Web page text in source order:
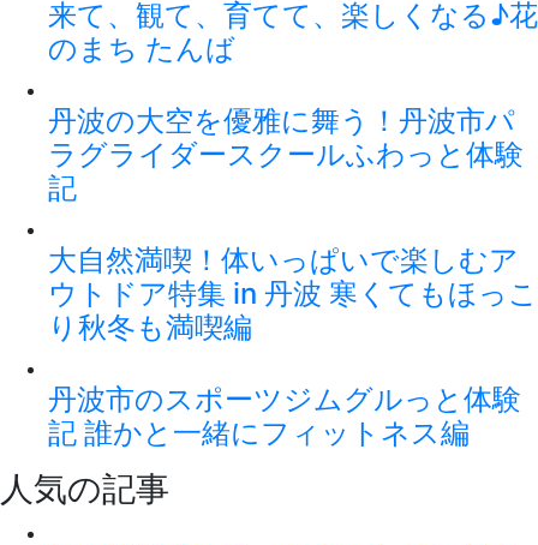
来て、観て、育てて、楽しくなる♪花
のまち たんば
丹波の大空を優雅に舞う！丹波市パ
ラグライダースクールふわっと体験
記
大自然満喫！体いっぱいで楽しむア
ウトドア特集 in 丹波 寒くてもほっこ
り秋冬も満喫編
丹波市のスポーツジムグルっと体験
記 誰かと一緒にフィットネス編
人気の記事